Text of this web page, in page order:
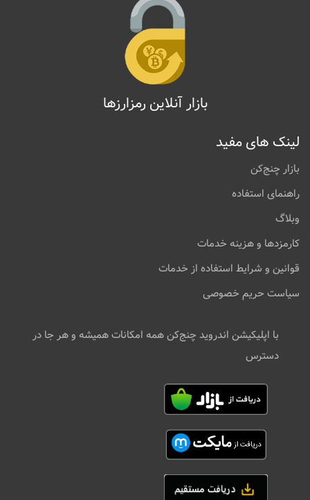
بازار آنلاین رمزارزها
لینک های مفید
بازار چنج‌کن
راهنمای استفاده
وبلاگ
کارمزدها و هزینه خدمات
قوانین و شرایط استفاده از خدمات
سیاست حریم خصوصی
با اپلیکیشن اندروید چنج‌کن همه امکانات همیشه و هر جا در
دسترس